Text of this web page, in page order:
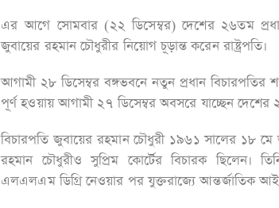
এর আগে সোমবার (২২ ডিসেম্বর) দেশের ২৬তম
জুবায়ের রহমান চৌধুরীর নিয়োগ চূড়ান্ত করেন রাষ্ট্রপতি।
আগামী ২৮ ডিসেম্বর বঙ্গভবনে নতুন প্রধান বিচারপতির
পূর্ণ হওয়ায় আগামী ২৭ ডিসেম্বর অবসরে যাচ্ছেন
বিচারপতি জুবায়ের রহমান চৌধুরী ১৯৬১ সালের ১৮
রহমান চৌধুরীও সুপ্রিম কোর্টের বিচারক ছিলেন।
এলএলএম ডিগ্রি নেওয়ার পর যুক্তরাজ্যে আন্তর্জাতিক